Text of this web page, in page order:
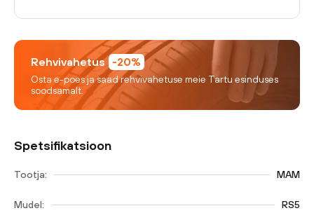
Rehvivahetus -20%
Osta e-poes ja saad rehvivahetuse meie Tartu esinduses
soodsamalt.
Spetsifikatsioon
Tootja: MAM
Mudel: RS5